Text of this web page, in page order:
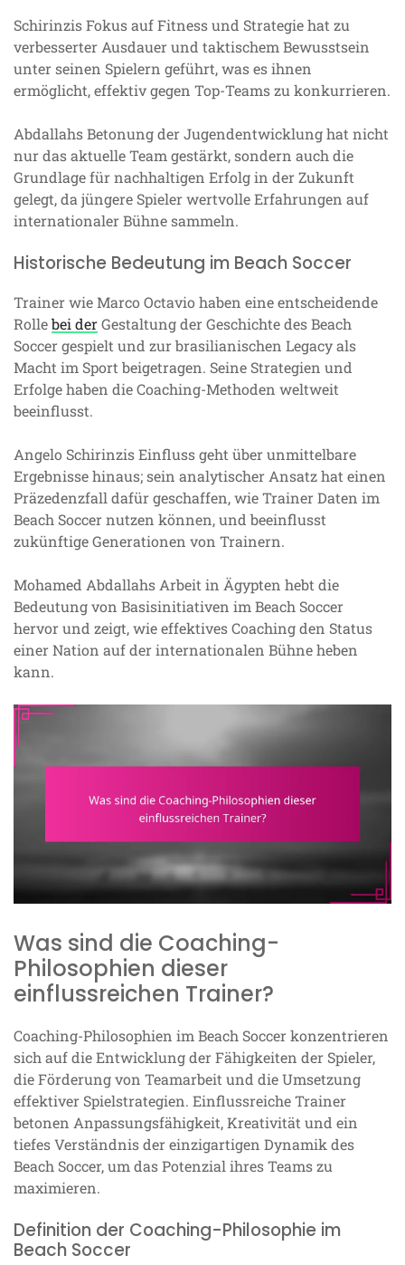
Schirinzis Fokus auf Fitness und Strategie hat zu
verbesserter Ausdauer und taktischem Bewusstsein
unter seinen Spielern geführt, was es ihnen
ermöglicht, effektiv gegen Top-Teams zu konkurrieren.
Abdallahs Betonung der Jugendentwicklung hat nicht
nur das aktuelle Team gestärkt, sondern auch die
Grundlage für nachhaltigen Erfolg in der Zukunft
gelegt, da jüngere Spieler wertvolle Erfahrungen auf
internationaler Bühne sammeln.
Historische Bedeutung im Beach Soccer
Trainer wie Marco Octavio haben eine entscheidende
Rollebei derGestaltung der Geschichte des Beach
Soccer gespielt und zur brasilianischen Legacy als
Macht im Sport beigetragen. Seine Strategien und
Erfolge haben die Coaching-Methoden weltweit
beeinflusst.
Angelo Schirinzis Einfluss geht über unmittelbare
Ergebnisse hinaus; sein analytischer Ansatz hat einen
Präzedenzfall dafür geschaffen, wie Trainer Daten im
Beach Soccer nutzen können, und beeinflusst
zukünftige Generationen von Trainern.
Mohamed Abdallahs Arbeit in Ägypten hebt die
Bedeutung von Basisinitiativen im Beach Soccer
hervor und zeigt, wie effektives Coaching den Status
einer Nation auf der internationalen Bühne heben
kann.
Was sind die Coaching-
Philosophien dieser
einflussreichen Trainer?
Coaching-Philosophien im Beach Soccer konzentrieren
sich auf die Entwicklung der Fähigkeiten der Spieler,
die Förderung von Teamarbeit und die Umsetzung
effektiver Spielstrategien. Einflussreiche Trainer
betonen Anpassungsfähigkeit, Kreativität und ein
tiefes Verständnis der einzigartigen Dynamik des
Beach Soccer, um das Potenzial ihres Teams zu
maximieren.
Definition der Coaching-Philosophie im
Beach Soccer